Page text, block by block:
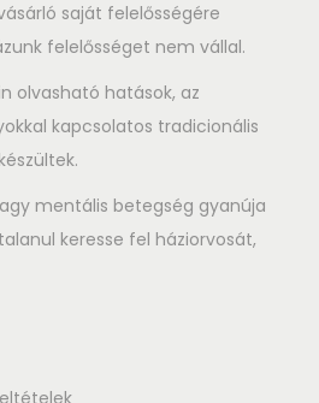
saját felelősségére
felelősséget nem vállal.
olvasható hatások, az
kapcsolatos tradicionális
mentális betegség gyanúja
keresse fel háziorvosát,